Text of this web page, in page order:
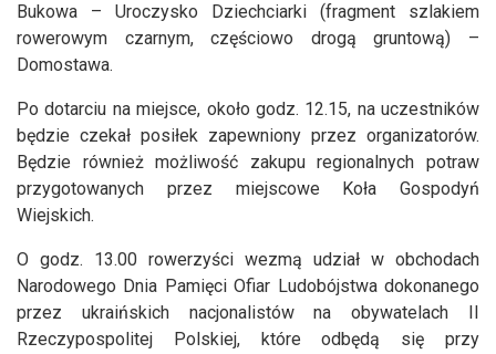
Bukowa – Uroczysko Dziechciarki (fragment szlakiem
rowerowym czarnym, częściowo drogą gruntową) –
Domostawa.
Po dotarciu na miejsce, około godz. 12.15, na uczestników
będzie czekał posiłek zapewniony przez organizatorów.
Będzie również możliwość zakupu regionalnych potraw
przygotowanych przez miejscowe Koła Gospodyń
Wiejskich.
O godz. 13.00 rowerzyści wezmą udział w obchodach
Narodowego Dnia Pamięci Ofiar Ludobójstwa dokonanego
przez ukraińskich nacjonalistów na obywatelach II
Rzeczypospolitej Polskiej, które odbędą się przy